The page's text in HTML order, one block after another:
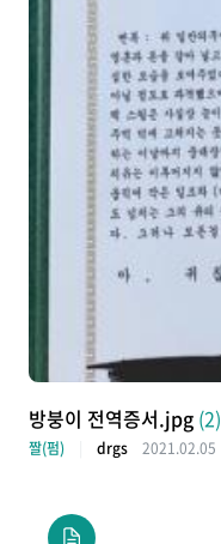
방붕이 전역증서.jpg (2)
짤(펌) drgs 2021.02.05